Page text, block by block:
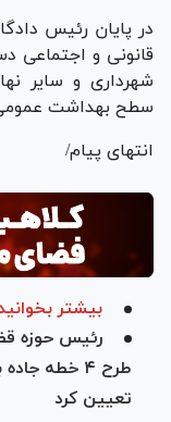
در پایان رئیس
قانونی و اجتماعی
شهرداری و سایر
سطح بهداشت
انتهای پیام/
بیشتر
رئیس حوزه
تعیین کرد